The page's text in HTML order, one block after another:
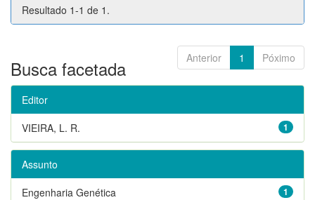
Resultado 1-1 de 1.
Anterior 1 Póximo
Busca facetada
Editor
1
VIEIRA, L. R.
Assunto
1
Engenharia Genética